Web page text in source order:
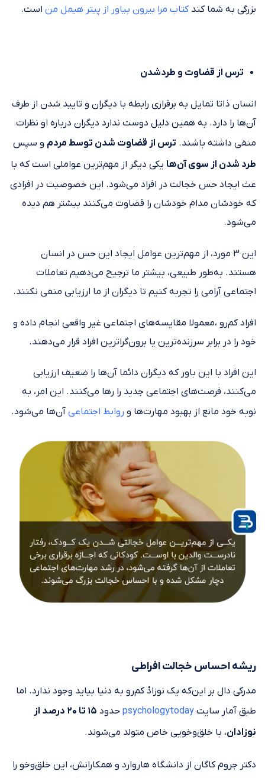
بزرگی به شما کندکتاب مرا بیرون بیاور از پیتر هیمل من است.
ترس از قضاوت و طردشدن
انسان ذاتا تمایل به برقراری رابطه با دیگران و تایید شدن از طرف
آن‌ها را دارد. به همین دلیل دوست ندارد دیگران درباره او نظرات
منفی داشته باشند. ترس از قضاوت شدن توسط مردم و سپس
طرد شدن از سوی آن‌ها یکی دیگر از مهم‌ترین عواملی است که با
عث ایجاد حس خجالت در افراد می‌شود. این خصوصیت در افرادی
که خودشان مدام خودشان را قضاوت می‌کنند بیشتر هم دیده
می‌شود.
این ۳ مورد، از مهم‌ترین عوامل ایجاد این حس در انسان
هستند. به‌طور طبیعی، بیشتر ما ترجیح می‌دهیم تعاملات
اجتماعی آرامی را تجربه کنیم تا دیگران از ما ارزیابی منفی نکنند.
افراد کم‌رو ،معمولا مقایسه‌های اجتماعی غیر واقعی انجام داده و
خود را در برابر سرزنده‌ترین یا برون‌گراترین افراد قرار می‌دهند.
این افراد با این باور که دیگران دائما آن‌ها را ضعیف ارزیابی
می‌کنند، فرصت‌های اجتماعی جدید را رها می‌کنند. این امر، به
نوبه خود مانع از بهبود مهارت‌ها و روابط اجتماعی آن‌ها می‌شود.
ریشه احساس خجالت افراطی
مدرکی دال بر این‌که یک نوزادْ کم‌رو به دنیا بیاید وجود ندارد. اما
طبق آمار سایت psychologytoday حدود
۱۵ تا ۲۰ درصد از
نوزادان، با خلق‌وخویی خاص متولد می‌شوند.
دکتر جروم کاگان از دانشگاه هاروارد و همکارانش، این خلق‌وخو را